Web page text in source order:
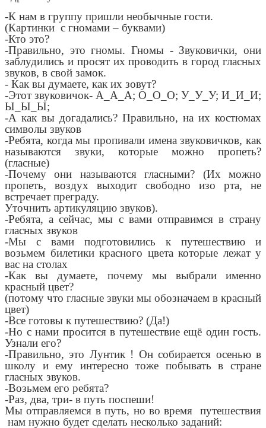
-К нам в группу пришли необычные гости.
(Картинки с гномами – буквами)
-Кто это?
-Правильно, это гномы. Гномы - Звуковички, они
заблудились и просят их проводить в город гласных
звуков, в свой замок.
- Как вы думаете, как их зовут?
-Этот звуковичок- А_А_А; О_О_О; У_У_У; И_И_И;
Ы_Ы_Ы;
-А как вы догадались? Правильно, на их костюмах
символы звуков
-Ребята, когда мы пропивали имена звуковичков, как
называются звуки, которые можно пропеть?
(гласные)
-Почему они называются гласными? (Их можно
пропеть, воздух выходит свободно изо рта, не
встречает преграду.
Уточнить артикуляцию звуков).
-Ребята, а сейчас, мы с вами отправимся в страну
гласных звуков
-Мы с вами подготовились к путешествию и
возьмем билетики красного цвета которые лежат у
вас на столах
-Как вы думаете, почему мы выбрали именно
красный цвет?
(потому что гласные звуки мы обозначаем в красный
цвет)
-Все готовы к путешествию? (Да!)
-Но с нами просится в путешествие ещё один гость.
Узнали его?
-Правильно, это Лунтик ! Он собирается осенью в
школу и ему интересно тоже побывать в стране
гласных звуков.
-Возьмем его ребята?
-Раз, два, три- в путь поспеши!
Мы отправляемся в путь, но во время путешествия
нам нужно будет сделать несколько заданий: